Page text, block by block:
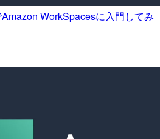
WorkSpacesに入門してみ